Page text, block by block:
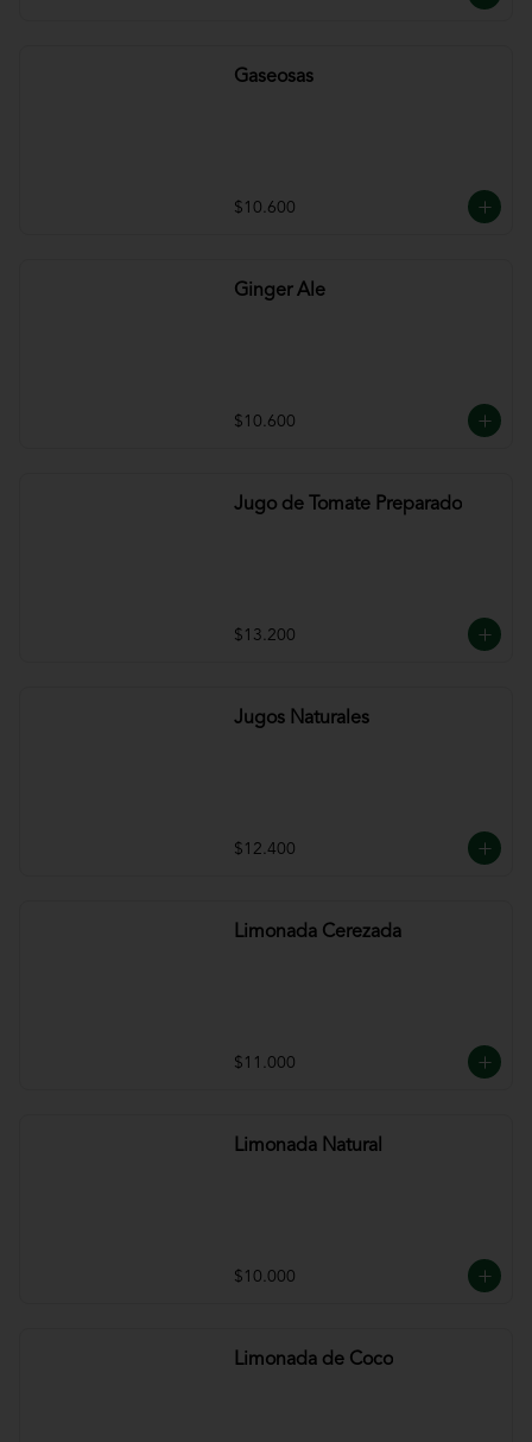
Gaseosas
$10.600
Ginger Ale
$10.600
Jugo de Tomate Preparado
$13.200
Jugos Naturales
$12.400
Limonada Cerezada
$11.000
Limonada Natural
$10.000
Limonada de Coco